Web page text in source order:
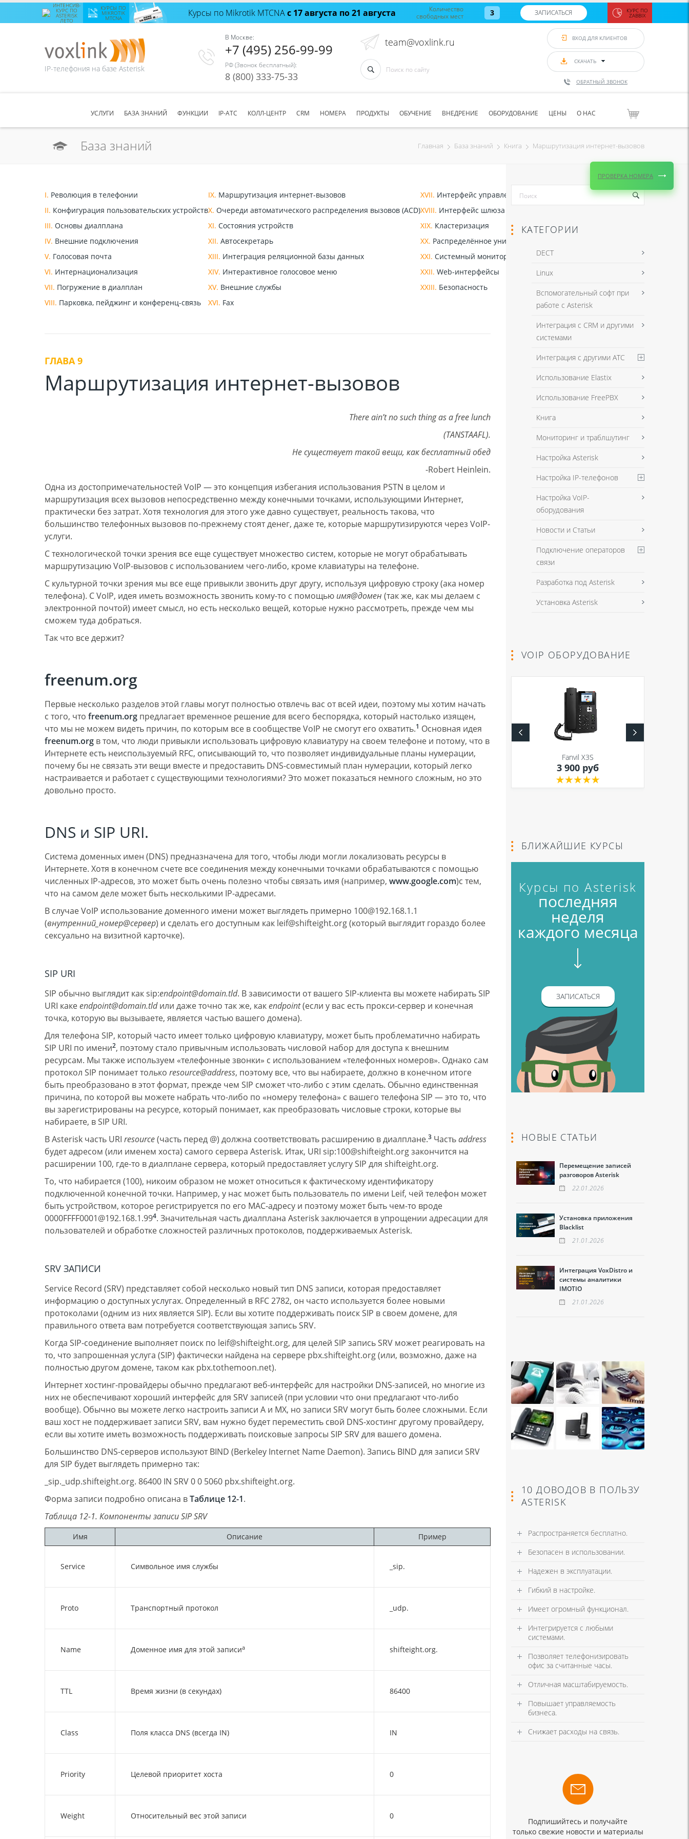
ИНТЕНСИВ-
КУРС ПО
ASTERISK
ЛЕТО Интенсив-
курс по
лето с 24
августа
по 28
августа
Количество
ЗАПИСАТЬСЯ
КУРСЫ ПО
MIKROTIK
MTCNA Курсы по Mikrotik MTCNAс 17 августа по 21 августа
Количество
свободных мест
3 ЗАПИСАТЬСЯ КУРС ПО
ZABBIX
IP-телефония на базе Asterisk
ВХОД ДЛЯ КЛИЕНТОВ
СКАЧАТЬ
ОБРАТНЫЙ ЗВОНОК
В Москве:
+7 (495) 256-99-99
РФ (Звонок бесплатный):
8 (800) 333-75-33
team@voxlink.ru
УСЛУГИ БАЗА ЗНАНИЙ ФУНКЦИИ IP-АТС КОЛЛ-ЦЕНТР CRM НОМЕРА ПРОДУКТЫ ОБУЧЕНИЕ ВНЕДРЕНИЕ ОБОРУДОВАНИЕ ЦЕНЫ О НАС
База знаний Главная База знаний Книга Маршрутизация интернет-вызовов
I. Революция в телефонии
II. Конфигурация пользовательских устройств
III. Основы диалплана
IV. Внешние подключения
V. Голосовая почта
VI. Интернационализация
VII. Погружение в диалплан
VIII. Парковка, пейджинг и конференц-связь
IX. Маршрутизация интернет-вызовов
X. Очереди автоматического распределения вызовов (ACD)
XI. Состояния устройств
XII. Автосекретарь
XIII. Интеграция реляционной базы данных
XIV. Интерактивное голосовое меню
XV. Внешние службы
XVI. Fax
XVII. Интерфейс управления Asterisk (AMI)
XVIII. Интерфейс шлюза Asterisk (AGI)
XIX. Кластеризация
XX. Распределённое универсальное распознавание номеров (DUNDi)
XXI. Системный мониторинг и журналирование
XXII. Web-интерфейсы
XXIII. Безопасность
ГЛАВА 9
Маршрутизация интернет-вызовов
There ain’t no such thing as a free lunch
(TANSTAAFL).
Не существует такой вещи, как бесплатный обед
-Robert Heinlein.
Одна из достопримечательностей VoIP — это концепция избегания использования PSTN в целом и
маршрутизация всех вызовов непосредственно между конечными точками, использующими Интернет,
практически без затрат. Хотя технология для этого уже давно существует, реальность такова, что
большинство телефонных вызовов по-прежнему стоят денег, даже те, которые маршрутизируются через VoIP-
услуги.
С технологической точки зрения все еще существует множество систем, которые не могут обрабатывать
маршрутизацию VoIP-вызовов с использованием чего-либо, кроме клавиатуры на телефоне.
С культурной точки зрения мы все еще привыкли звонить друг другу, используя цифровую строку (ака номер
телефона). С VoIP, идея иметь возможность звонить кому-то с помощью имя@домен (так же, как мы делаем с
электронной почтой) имеет смысл, но есть несколько вещей, которые нужно рассмотреть, прежде чем мы
сможем туда добраться.
Так что все держит?
freenum.org
Первые несколько разделов этой главы могут полностью отвлечь вас от всей идеи, поэтому мы хотим начать
с того, что freenum.org предлагает временное решение для всего беспорядка, который настолько изящен,
что мы не можем видеть причин, по которым все в сообществе VoIP не смогут его охватить.1 Основная идея
freenum.org в том, что люди привыкли использовать цифровую клавиатуру на своем телефоне и потому, что в
Интернете есть неиспользуемый RFC, описывающий то, что позволяет индивидуальные планы нумерации,
почему бы не связать эти вещи вместе и предоставить DNS-совместимый план нумерации, который легко
настраивается и работает с существующими технологиями? Это может показаться немного сложным, но это
довольно просто.
DNS и SIP URI.
Система доменных имен (DNS) предназначена для того, чтобы люди могли локализовать ресурсы в
Интернете. Хотя в конечном счете все соединения между конечными точками обрабатываются с помощью
численных IP-адресов, это может быть очень полезно чтобы связать имя (например, www.google.com)с тем,
что на самом деле может быть несколькими IP-адресами.
В случае VoIP использование доменного имени может выглядеть примерно 100@192.168.1.1
(внутренний_номер@сервер) и сделать его доступным как leif@shifteight.org (который выглядит гораздо более
сексуально на визитной карточке).
SIP URI
SIP обычно выглядит как sip:endpoint@domain.tld. В зависимости от вашего SIP-клиента вы можете набирать SIP
URI какеendpoint@domain.tldили даже точно так же, какendpoint(если у вас есть прокси-сервер и конечная
точка, которую вы вызываете, является частью вашего домена).
Для телефона SIP, который часто имеет только цифровую клавиатуру, может быть проблематично набирать
SIP URI по имени2, поэтому стало привычным использовать числовой набор для доступа к внешним
ресурсам. Мы также используем «телефонные звонки» с использованием «телефонных номеров». Однако сам
протокол SIP понимает только resource@address, поэтому все, что вы набираете, должно в конечном итоге
быть преобразовано в этот формат, прежде чем SIP сможет что-либо с этим сделать. Обычно единственная
причина, по которой вы можете набрать что-либо по «номеру телефона» с вашего телефона SIP — это то, что
вы зарегистрированы на ресурсе, который понимает, как преобразовать числовые строки, которые вы
набираете, в SIP URI.
В Asterisk часть URI resource(часть перед @) должна соответствовать расширению в диалплане.3 Частьaddress
будет адресом (или именем хоста) самого сервера Asterisk. Итак, URI sip:100@shifteight.org закончится на
расширении 100, где-то в диалплане сервера, который предоставляет услугу SIP для shifteight.org.
То, что набирается (100), никоим образом не может относиться к фактическому идентификатору
подключенной конечной точки. Например, у нас может быть пользователь по имени Leif, чей телефон может
быть устройством, которое регистрируется по его MAC-адресу и поэтому может быть чем-то вроде
0000FFFF0001@192.168.1.994. Значительная часть диалплана Asterisk заключается в упрощении адресации для
пользователей и обработке сложностей различных протоколов, поддерживаемых Asterisk.
SRV ЗАПИСИ
Service Record (SRV) представляет собой несколько новый тип DNS записи, которая предоставляет
информацию о доступных услугах. Определенный в RFC 2782, он часто используется более новыми
протоколами (одним из них является SIP). Если вы хотите поддерживать поиск SIP в своем домене, для
правильного ответа вам потребуется соответствующая запись SRV.
Когда SIP-соединение выполняет поиск по leif@shifteight.org, для целей SIP запись SRV может реагировать на
то, что запрошенная услуга (SIP) фактически найдена на сервере pbx.shifteight.org (или, возможно, даже на
полностью другом домене, таком как pbx.tothemoon.net).
Интернет хостинг-провайдеры обычно предлагают веб-интерфейс для настройки DNS-записей, но многие из
них не обеспечивают хороший интерфейс для SRV записей (при условии что они предлагают что-либо
вообще). Обычно вы можете легко настроить записи A и MX, но записи SRV могут быть более сложными. Если
ваш хост не поддерживает записи SRV, вам нужно будет переместить свой DNS-хостинг другому провайдеру,
если вы хотите иметь возможность поддерживать поисковые запросы SIP SRV для вашего домена.
Большинство DNS-серверов используют BIND (Berkeley Internet Name Daemon). Запись BIND для записи SRV
для SIP будет выглядеть примерно так:
_sip._udp.shifteight.org. 86400 IN SRV 0 0 5060 pbx.shifteight.org.
Форма записи подробно описана вТаблице 12-1.
Таблица 12-1. Компоненты записи SIP SRV
Имя Описание Пример
Service Символьное имя службы _sip.
Proto Транспортный протокол _udp.
Name Доменное имя для этой записиa shifteight.org.
TTL Время жизни (в секундах) 86400
Class Поля класса DNS (всегда IN) IN
Priority Целевой приоритет хоста 0
Weight Относительный вес этой записи 0
КАТЕГОРИИ
DECT
Linux
Вспомогательный софт при
работе с Asterisk
Интеграция с CRM и другими
системами
Интеграция с другими АТС
Использование Elastix
Использование FreePBX
Книга
Мониторинг и траблшутинг
Настройка Asterisk
Настройка IP-телефонов
Настройка VoIP-
оборудования
Новости и Статьи
Подключение операторов
связи
Разработка под Asterisk
Установка Asterisk
VOIP ОБОРУДОВАНИЕ
Fanvil X3S
2 990 руб Fanvil X3S
3 900 руб
БЛИЖАЙШИЕ КУРСЫ
Курсы по Asterisk
последняя
неделя
каждого месяца
ЗАПИСАТЬСЯ
НОВЫЕ СТАТЬИ
Перемещение записей
разговоров Asterisk
22.01.2026
Установка приложения
Blacklist
21.01.2026
Интеграция VoxDistro и
системы аналитики
IMOTIO
21.01.2026
10 ДОВОДОВ В ПОЛЬЗУ
ASTERISK
Распространяется бесплатно.
Безопасен в использовании.
Надежен в эксплуатации.
Гибкий в настройке.
Имеет огромный функционал.
Интегрируется с любыми
системами.
Позволяет телефонизировать
офис за считанные часы.
Отличная масштабируемость.
Повышает управляемость
бизнеса.
Снижает расходы на связь.
Подпишийтесь и получайте
только свежие новости и материалы
ПРОВЕРКА НОМЕРА